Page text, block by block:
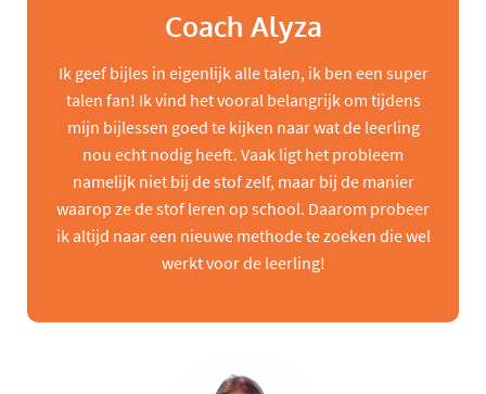
Coach Alyza
Ik geef bijles in eigenlijk alle talen, ik ben een super
talen fan! Ik vind het vooral belangrijk om tijdens
mijn bijlessen goed te kijken naar wat de leerling
nou echt nodig heeft. Vaak ligt het probleem
namelijk niet bij de stof zelf, maar bij de manier
waarop ze de stof leren op school. Daarom probeer
ik altijd naar een nieuwe methode te zoeken die wel
werkt voor de leerling!